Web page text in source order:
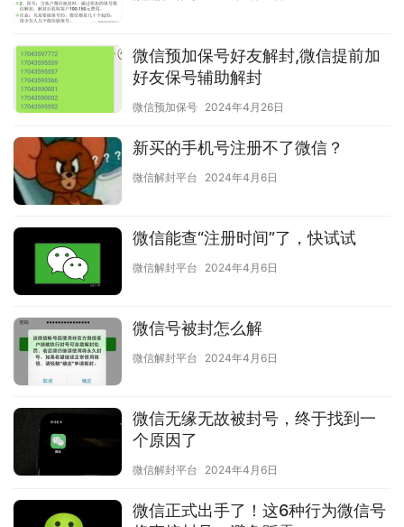
微信预加保号好友解封,微信提前加
好友保号辅助解封
微信预加保号 2024年4月26日
新买的手机号注册不了微信？
微信解封平台 2024年4月6日
微信能查“注册时间”了，快试试
微信解封平台 2024年4月6日
微信号被封怎么解
微信解封平台 2024年4月6日
微信无缘无故被封号，终于找到一
个原因了
微信解封平台 2024年4月6日
微信正式出手了！这6种行为微信号